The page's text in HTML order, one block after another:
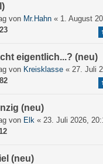
von Mr.Hahn « 1. August
1
eigentlich...? (neu)
von Kreisklasse « 27. Juli
1
(neu)
von Elk « 23. Juli 2026,
(neu)